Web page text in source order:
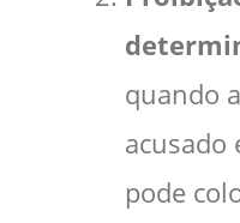
quando
acusado
pode